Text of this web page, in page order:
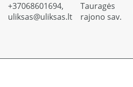
+37068601694,
uliksas@uliksas.lt
Tauragės
rajono sav.